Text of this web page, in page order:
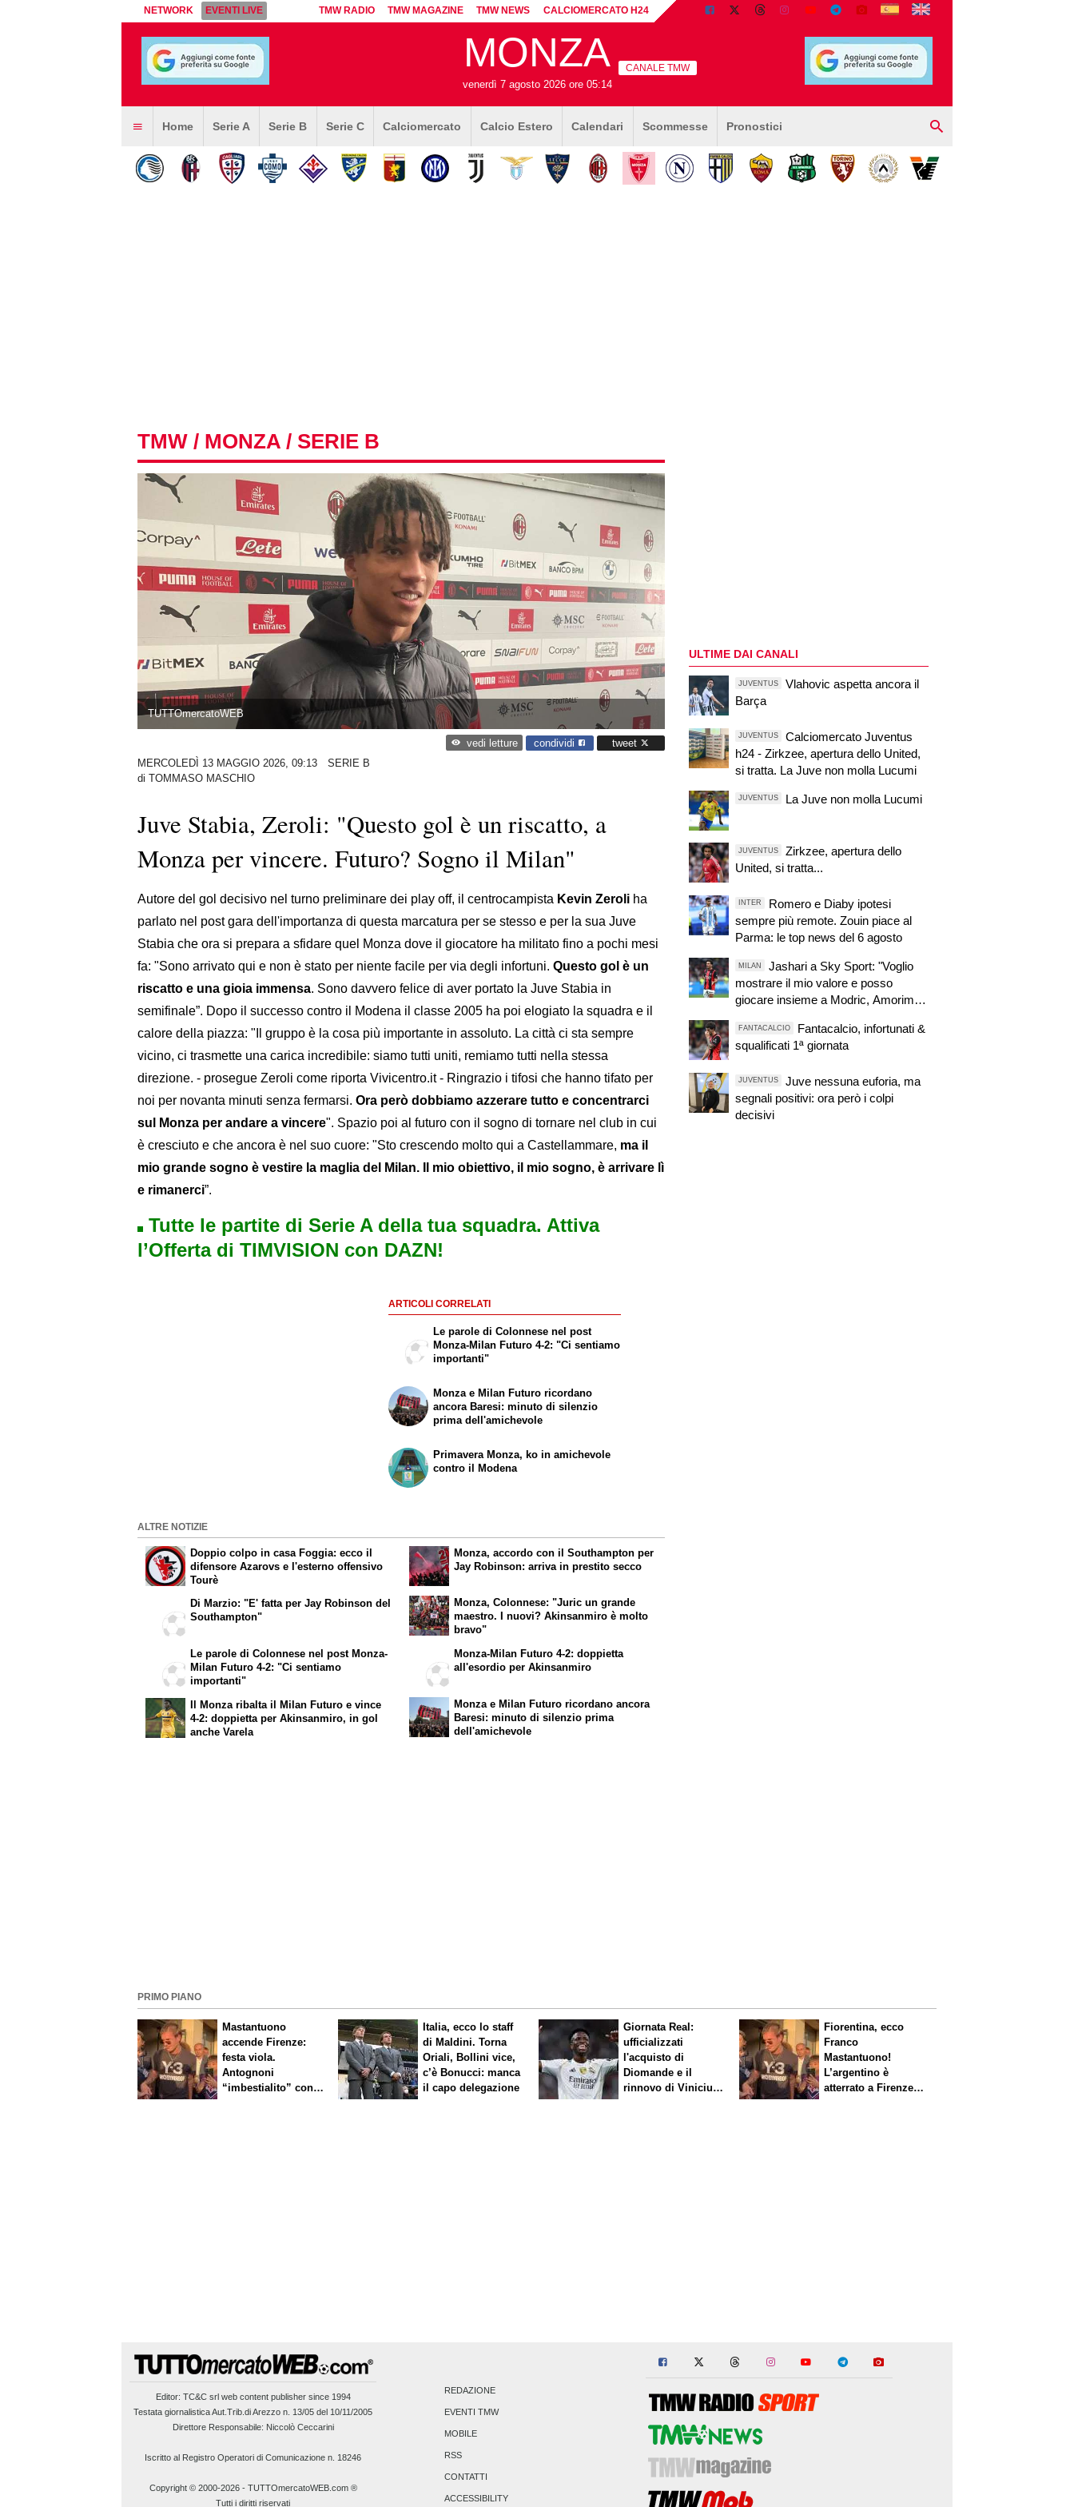
NETWORK EVENTI LIVE TMW RADIO TMW MAGAZINE TMW NEWS CALCIOMERCATO H24
MONZA
venerdì 7 agosto 2026 ore 05:14
CANALE TMW
Home Serie A Serie B Serie C Calciomercato Calcio Estero Calendari Scommesse Pronostici
TMW / MONZA / SERIE B
TUTTOmercatoWEB
vedi letture condividi
tweet
MERCOLEDÌ 13 MAGGIO 2026, 09:13
SERIE B
di TOMMASO MASCHIO
Juve Stabia, Zeroli: "Questo gol è un riscatto, a
Monza per vincere. Futuro? Sogno il Milan"
Autore del gol decisivo nel turno preliminare dei play off, il centrocampista Kevin Zeroli ha
parlato nel post gara dell'importanza di questa marcatura per se stesso e per la sua Juve
Stabia che ora si prepara a sfidare quel Monza dove il giocatore ha militato fino a pochi mesi
fa: "Sono arrivato qui e non è stato per niente facile per via degli infortuni. Questo gol è un
riscatto e una gioia immensa. Sono davvero felice di aver portato la Juve Stabia in
semifinale”. Dopo il successo contro il Modena il classe 2005 ha poi elogiato la squadra e il
calore della piazza: "Il gruppo è la cosa più importante in assoluto. La città ci sta sempre
vicino, ci trasmette una carica incredibile: siamo tutti uniti, remiamo tutti nella stessa
direzione. - prosegue Zeroli come riporta Vivicentro.it - Ringrazio i tifosi che hanno tifato per
noi per novanta minuti senza fermarsi. Ora però dobbiamo azzerare tutto e concentrarci
sul Monza per andare a vincere". Spazio poi al futuro con il sogno di tornare nel club in cui
è cresciuto e che ancora è nel suo cuore: "Sto crescendo molto qui a Castellammare, ma il
mio grande sogno è vestire la maglia del Milan. Il mio obiettivo, il mio sogno, è arrivare lì
e rimanerci”.
Tutte le partite di Serie A della tua squadra. Attiva
l’Offerta di TIMVISION con DAZN!
ARTICOLI CORRELATI
Le parole di Colonnese nel post
Monza-Milan Futuro 4-2: "Ci sentiamo
importanti"
Monza e Milan Futuro ricordano
ancora Baresi: minuto di silenzio
prima dell'amichevole
Primavera Monza, ko in amichevole
contro il Modena
ALTRE NOTIZIE
Doppio colpo in casa Foggia: ecco il
difensore Azarovs e l'esterno offensivo
Tourè
Di Marzio: "E' fatta per Jay Robinson del
Southampton"
Monza, accordo con il Southampton per
Jay Robinson: arriva in prestito secco
Monza, Colonnese: "Juric un grande
maestro. I nuovi? Akinsanmiro è molto
bravo"
Le parole di Colonnese nel post Monza-
Milan Futuro 4-2: "Ci sentiamo
importanti"
Il Monza ribalta il Milan Futuro e vince
4-2: doppietta per Akinsanmiro, in gol
anche Varela
Monza-Milan Futuro 4-2: doppietta
all'esordio per Akinsanmiro
Monza e Milan Futuro ricordano ancora
Baresi: minuto di silenzio prima
dell'amichevole
ULTIME DAI CANALI
JUVENTUS
Vlahovic aspetta ancora il
Barça
JUVENTUS
Calciomercato Juventus
h24 - Zirkzee, apertura dello United,
si tratta. La Juve non molla Lucumi
JUVENTUS La Juve non molla Lucumi
JUVENTUS
Zirkzee, apertura dello
United, si tratta...
INTER
Romero e Diaby ipotesi
sempre più remote. Zouin piace al
Parma: le top news del 6 agosto
MILAN
Jashari a Sky Sport: "Voglio
mostrare il mio valore e posso
giocare insieme a Modric, Amorim
diversa"
FANTACALCIO
Fantacalcio, infortunati &
squalificati 1ª giornata
JUVENTUS
Juve nessuna euforia, ma
segnali positivi: ora però i colpi
decisivi
PRIMO PIANO
Mastantuono
accende Firenze:
festa viola.
Antognoni
“imbestialito” con
Italia, ecco lo staff
di Maldini. Torna
Oriali, Bollini vice,
c’è Bonucci: manca
il capo delegazione
Giornata Real:
ufficializzati
l'acquisto di
Diomande e il
rinnovo di Vinicius.
Fiorentina, ecco
Franco
Mastantuono!
L’argentino è
atterrato a Firenze,
Editor: TC&C srlweb content publisher since 1994
Testata giornalistica Aut.Trib.di Arezzo n. 13/05 del 10/11/2005
Direttore Responsabile: Niccolò Ceccarini
Iscritto al Registro Operatori di Comunicazione n. 18246
Copyright © 2000-2026- TUTTOmercatoWEB.com ®
Tutti i diritti riservati
REDAZIONE
EVENTI TMW
MOBILE
RSS
CONTATTI
ACCESSIBILITY